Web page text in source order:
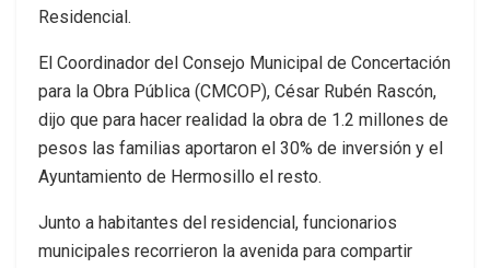
Residencial.
El Coordinador del Consejo Municipal de Concertación
para la Obra Pública (CMCOP), César Rubén Rascón,
dijo que para hacer realidad la obra de 1.2 millones de
pesos las familias aportaron el 30% de inversión y el
Ayuntamiento de Hermosillo el resto.
Junto a habitantes del residencial, funcionarios
municipales recorrieron la avenida para compartir